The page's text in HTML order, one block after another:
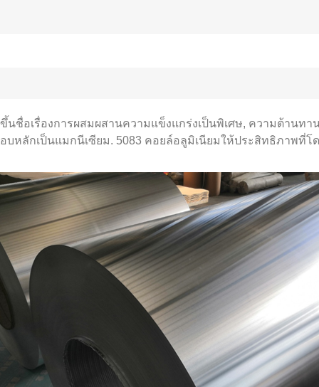
ชื่อเรื่องการผสมผสานความแข็งแกร่งเป็นพิเศษ, ความต้านท
บหลักเป็นแมกนีเซียม. 5083 คอยล์อลูมิเนียมให้ประสิทธิภาพที่